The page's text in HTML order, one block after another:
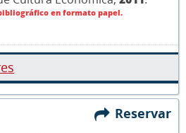
en formato papel.
Reservar